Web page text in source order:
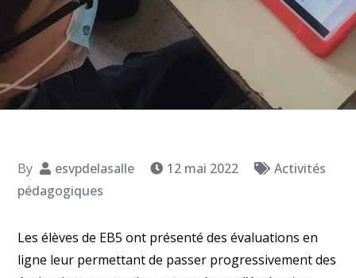
By esvpdelasalle 12 mai 2022
Activités
pédagogiques
Les élèves de EB5 ont présenté des évaluations en
ligne leur permettant de passer progressivement des